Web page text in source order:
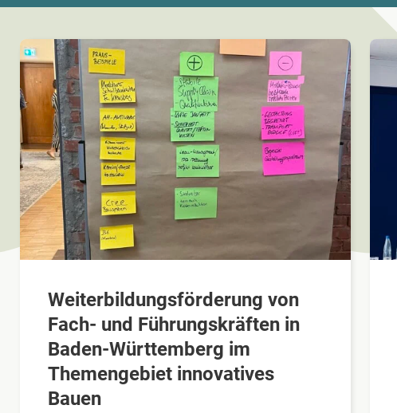
Weiterbildungsförderung von
Fach- und Führungskräften in
Baden-Württemberg im
Themengebiet innovatives
Bauen